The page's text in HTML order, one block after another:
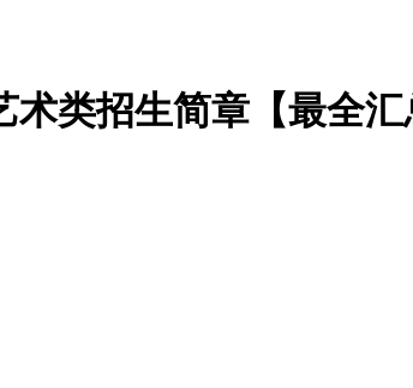
类招生简章【最全汇